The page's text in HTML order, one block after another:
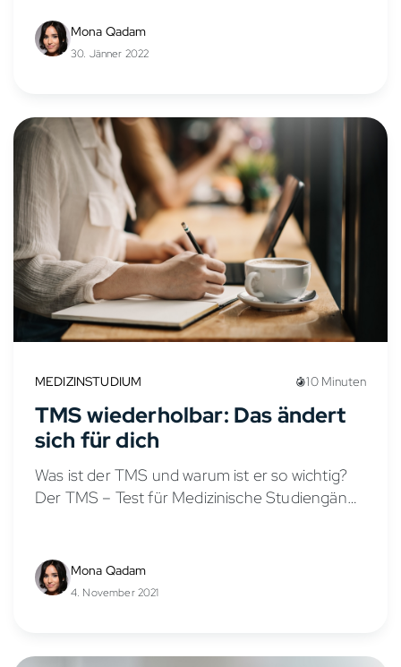
Mona Qadam
30. Jänner 2022
MEDIZINSTUDIUM 10 Minuten
TMS wiederholbar: Das ändert
sich für dich
Was ist der TMS und warum ist er so wichtig?
Der TMS – Test für Medizinische Studiengänge
Deutschland. Der TMS...
Mona Qadam
4. November 2021